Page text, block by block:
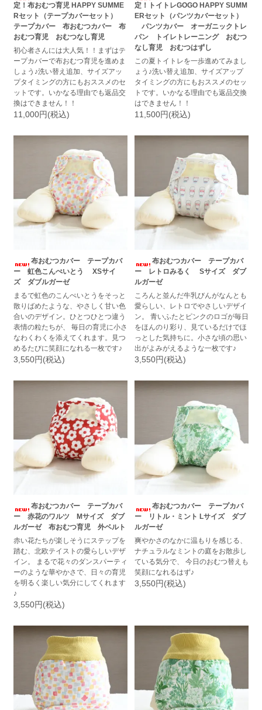
定！布おむつ育児 HAPPY SUMME
Rセット（テープカバーセット）
テープカバー 布おむつカバー 布
おむつ育児 おむつなし育児
初心者さんには大人気！！まずはテ
ープカバーで布おむつ育児を進めま
しょう♪洗い替え追加、サイズアッ
プタイミングの方にもおススメのセ
ットです。いかなる理由でも返品交
換はできません！！
11,000円(税込)
定！トイトレGOGO HAPPY SUMM
ERセット（パンツカバーセット）
パンツカバー オーガニックトレ
パン トイレトレーニング おむつ
なし育児 おむつはずし
この夏トイトレを一歩進めてみまし
ょう♪洗い替え追加、サイズアップ
タイミングの方にもおススメのセッ
トです。いかなる理由でも返品交換
はできません！！
11,500円(税込)
布おむつカバー テープカバ
ー 虹色こんぺいとう XSサイ
ズ ダブルガーゼ
まるで虹色のこんぺいとうをそっと
散りばめたような、やさしく甘い色
合いのデザイン。ひとつひとつ違う
表情の粒たちが、 毎日の育児に小さ
なわくわくを添えてくれます。見つ
めるたびに笑顔になれる一枚です♪
3,550円(税込)
布おむつカバー テープカバ
ー レトロみるく Sサイズ ダブ
ルガーゼ
ころんと並んだ牛乳びんがなんとも
愛らしい、レトロでやさしいデザイ
ン。 青いふたとピンクのロゴが毎日
をほんのり彩り、見ているだけでほ
っとした気持ちに。小さな頃の思い
出がよみがえるような一枚です♪
3,550円(税込)
布おむつカバー テープカバ
ー 赤花のワルツ Mサイズ ダブ
ルガーゼ 布おむつ育児 外ベルト
赤い花たちが楽しそうにステップを
踏む、北欧テイストの愛らしいデザ
イン。 まるで花々のダンスパーティ
ーのような華やかさで、日々の育児
を明るく楽しい気分にしてくれます
♪
3,550円(税込)
布おむつカバー テープカバ
ー リトル・ミント Lサイズ ダブ
ルガーゼ
爽やかさのなかに温もりを感じる、
ナチュラルなミントの庭をお散歩し
ている気分で、 今日のおむつ替えも
笑顔になれるはず♪
3,550円(税込)